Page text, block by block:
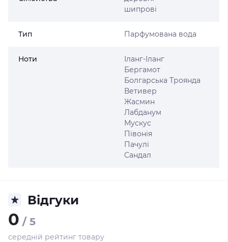
шипрові
Тип Парфумована вода
Ноти
Іланг-Іланг
Бергамот
Болгарська Троянда
Ветивер
Жасмин
Лабданум
Мускус
Півонія
Пачулі
Сандал
Відгуки
0 / 5
середній рейтинг товару